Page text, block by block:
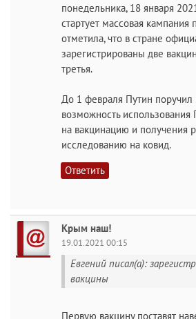
понедельника, 18 января
стартует массовая кампания
отметила, что в стране
зарегистрированы две
третья.
До 1 февраля Путин поручил
возможность использования
на вакцинацию и получения
исследованию на ковид.
Ответить
Крым наш!
19.01.2021 00:15
Евгений писал(а):
вакцины
Первую вакцину поставят